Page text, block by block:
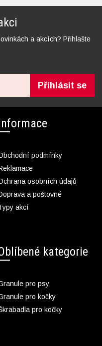
a akcích? Přihlašte
Přihlásit se
podmínky
osobních údajů
a poštovné
akcí
kategorie
pro psy
pro kočky
pro kočky